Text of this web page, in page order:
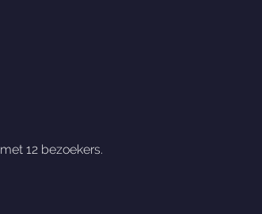
met 12 bezoekers.